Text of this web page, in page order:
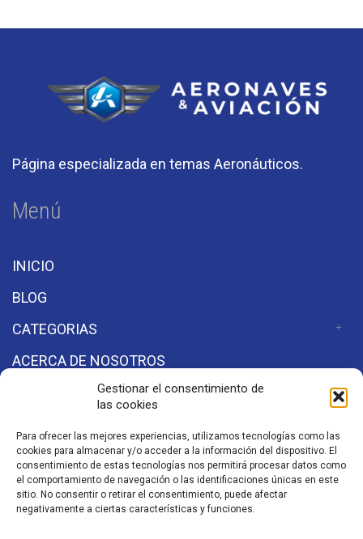
Gestionar el consentimiento de
las cookies
Para ofrecer las mejores experiencias, utilizamos tecnologías como las
cookies para almacenar y/o acceder a la información del dispositivo. El
consentimiento de estas tecnologías nos permitirá procesar datos como
el comportamiento de navegación o las identificaciones únicas en este
sitio. No consentir o retirar el consentimiento, puede afectar
negativamente a ciertas características y funciones.
Página especializada en temas Aeronáuticos.
Menú
INICIO
BLOG
CATEGORIAS
ACERCA DE NOSOTROS
Secciones
Aviso de Privacidad